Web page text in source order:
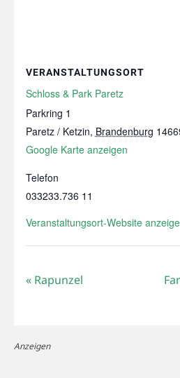
VERANSTALTUNGSORT
Schloss & Park Paretz
Parkring 1
Paretz / Ketzin, Brandenburg
Google Karte anzeigen
Telefon
033233.736 11
Veranstaltungsort-Website
«Rapunzel
Anzeigen